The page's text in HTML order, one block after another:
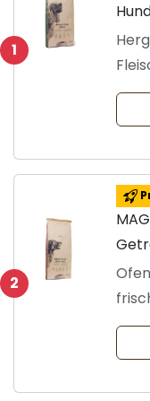
1
14kg
2